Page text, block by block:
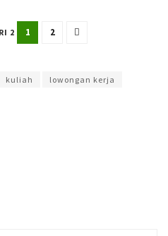
2 1 2
kuliah
lowongan kerja